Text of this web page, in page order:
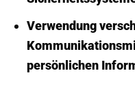
Verwendung
persönlichen